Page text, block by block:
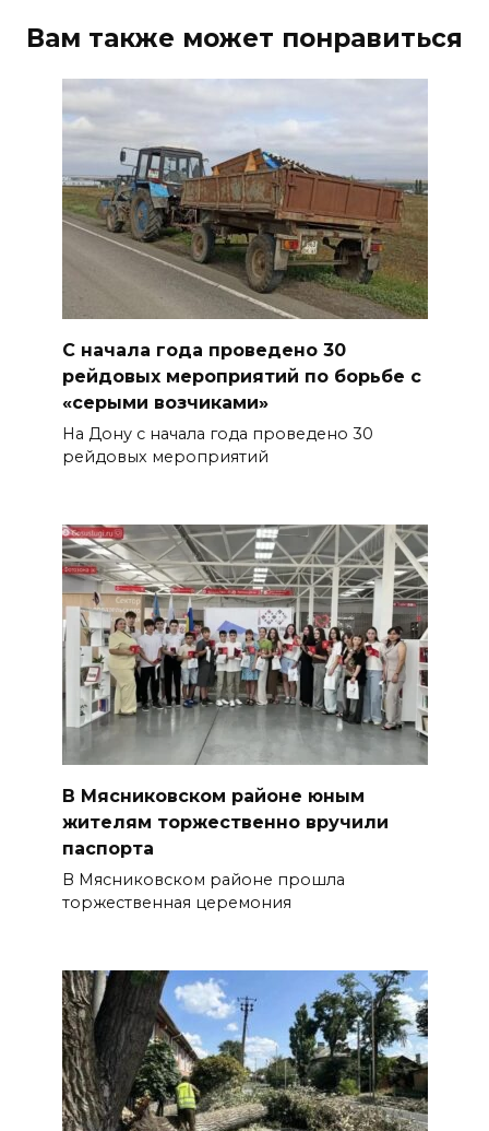
Вам также может понравиться
С начала года проведено 30
рейдовых мероприятий по борьбе с
«серыми возчиками»
На Дону с начала года проведено 30
рейдовых мероприятий
В Мясниковском районе юным
жителям торжественно вручили
паспорта
В Мясниковском районе прошла
торжественная церемония